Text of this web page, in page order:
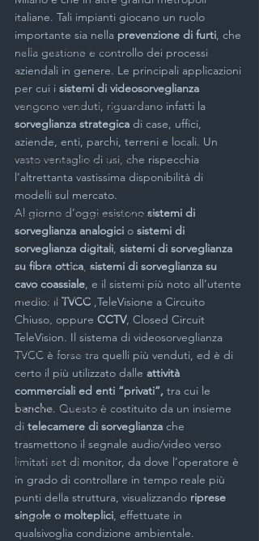
Novità
Porte blindate Milano
Porta basculanti garage a Milano
Porte sezionali garage Milano
Progettazione impianti di sicurezza
Persiane blindate Milano
Serrande avvolgibili Milano
Sistemi antintrusione Milano
Sistemi antiseqestro
Serrande Milano
Serrature Milano
Sostituzione cilindro Milano
Sistemi di allarme
Sostituzione serrature Milano
Tapparellista Milano
Telecamere videosorveglianza Milano
Termocamere
Tapparelle
Condomini
italiane. Tali impianti giocano un ruolo
importante sia nella prevenzione di furti, che
nella gestione e controllo dei processi
aziendali in genere. Le principali applicazioni
per cui i sistemi di videosorveglianza
vengono venduti, riguardano infatti la
sorveglianza strategica di case, uffici,
aziende, enti, parchi, terreni e locali. Un
vasto ventaglio di usi, che rispecchia
l’altrettanta vastissima disponibilità di
modelli sul mercato.
Al giorno d’oggi esistono sistemi di
sorveglianza analogici o sistemi di
sorveglianza digitali, sistemi di sorveglianza
su fibra ottica, sistemi di sorveglianza su
cavo coassiale, e il sistemi più noto all’utente
medio: il TVCC ,TeleVisione a Circuito
Chiuso, oppure CCTV, Closed Circuit
TeleVision. Il sistema di videosorveglianza
TVCC è forse tra quelli più venduti, ed è di
certo il più utilizzato dalle attività
commerciali ed enti “privati”, tra cui le
banche. Questo è costituito da un insieme
di telecamere di sorveglianza che
trasmettono il segnale audio/video verso
limitati set di monitor, da dove l’operatore è
in grado di controllare in tempo reale più
punti della struttura, visualizzando riprese
singole o molteplici, effettuate in
qualsivoglia condizione ambientale.